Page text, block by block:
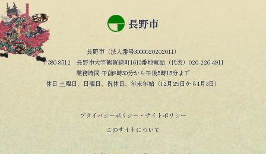
長野市
長野市（法人番号3000020202011）
〒380-8512 長野市大字鶴賀緑町1613番地電話（代表）026-226-4911
業務時間 午前8時30分から午後5時15分まで
休日 土曜日、日曜日、祝休日、年末年始（12月29日から1月3日）
プライバシーポリシー・サイトポリシー
このサイトについて